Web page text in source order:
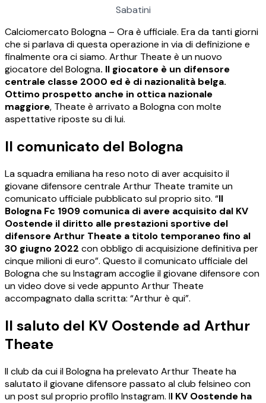
Sabatini
Calciomercato Bologna – Ora è ufficiale. Era da tanti giorni
che si parlava di questa operazione in via di definizione e
finalmente ora ci siamo. Arthur Theate è un nuovo
giocatore del Bologna. Il giocatore è un difensore
centrale classe 2000 ed è di nazionalità belga.
Ottimo prospetto anche in ottica nazionale
maggiore, Theate è arrivato a Bologna con molte
aspettative riposte su di lui.
Il comunicato del Bologna
La squadra emiliana ha reso noto di aver acquisito il
giovane difensore centrale Arthur Theate tramite un
comunicato ufficiale pubblicato sul proprio sito. “Il
Bologna Fc 1909 comunica di avere acquisito dal KV
Oostende il diritto alle prestazioni sportive del
difensore Arthur Theate a titolo temporaneo fino al
30 giugno 2022 con obbligo di acquisizione definitiva per
cinque milioni di euro”. Questo il comunicato ufficiale del
Bologna che su Instagram accoglie il giovane difensore con
un video dove si vede appunto Arthur Theate
accompagnato dalla scritta: “Arthur è qui”.
Il saluto del KV Oostende ad Arthur
Theate
Il club da cui il Bologna ha prelevato Arthur Theate ha
salutato il giovane difensore passato al club felsineo con
un post sul proprio profilo Instagram. Il KV Oostende ha